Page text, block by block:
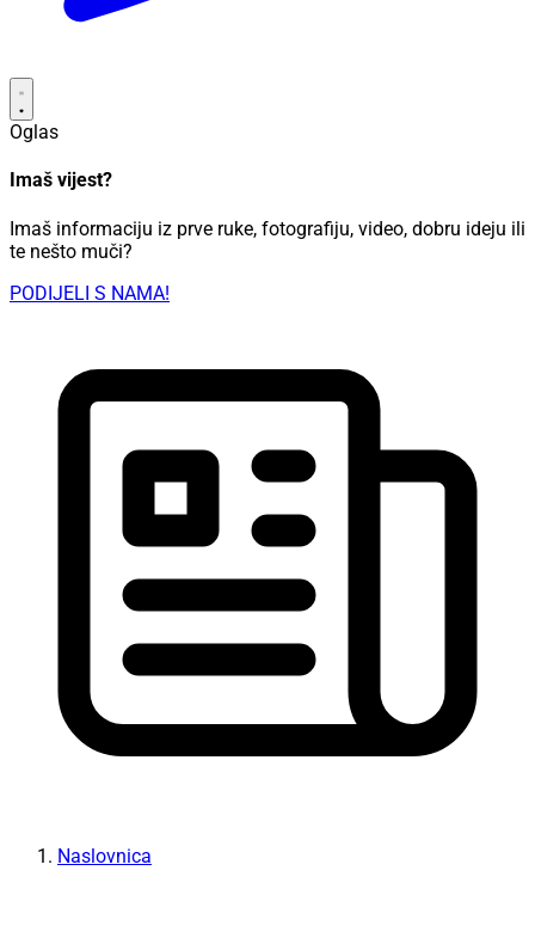
Oglas
Imaš vijest?
Imaš informaciju iz prve ruke, fotografiju, video, dobru ideju ili
te nešto muči?
PODIJELI S NAMA!
Naslovnica